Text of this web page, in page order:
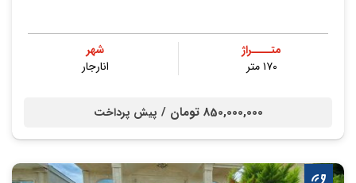
متــــراژ
۱۷۰ متر
شهر
انارجار
850,000,000 تومان / پیش پرداخت